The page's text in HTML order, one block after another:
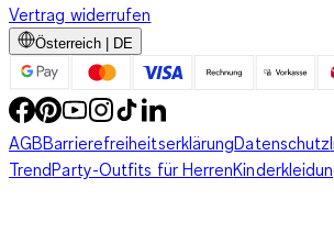
Vertrag widerrufen
Österreich | DE
AGBBarrierefreiheitserklärungDatenschutz
TrendParty-Outfits für Herren